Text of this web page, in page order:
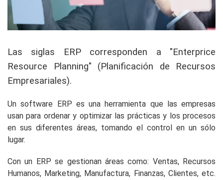
Las siglas ERP corresponden a "Enterprice
Resource Planning" (Planificación de Recursos
Empresariales).
Un software ERP es una herramienta que las empresas
usan para ordenar y optimizar las prácticas y los procesos
en sus diferentes áreas, tomando el control en un sólo
lugar.
Con un ERP se gestionan áreas como: Ventas, Recursos
Humanos, Marketing, Manufactura, Finanzas, Clientes, etc.